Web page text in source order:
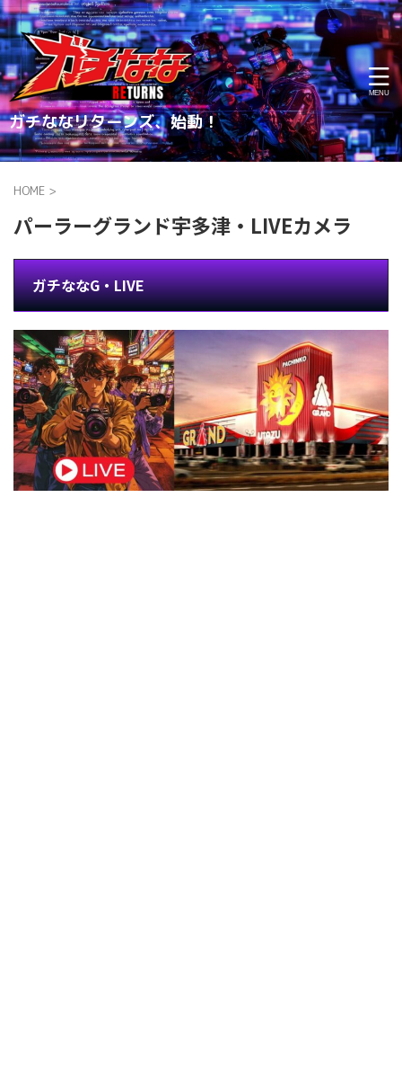
ガチななリターンズ、始動！
HOME >
パーラーグランド宇多津・LIVEカメラ
ガチななG・LIVE